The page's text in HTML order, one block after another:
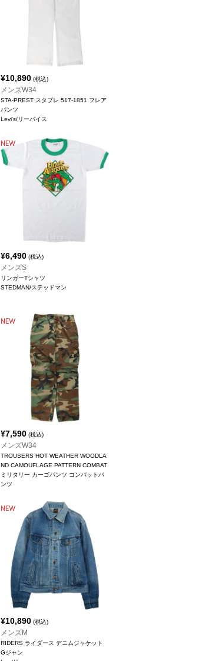
¥10,890 (税込)
メンズW34
STA-PREST スタプレ 517-1851 フレア
パンツ
Levi's/リーバイス
¥6,490 (税込)
メンズS
リンガーTシャツ
STEDMAN/ステッドマン
¥7,590 (税込)
メンズW34
TROUSERS HOT WEATHER WOODLA
ND CAMOUFLAGE PATTERN COMBAT
ミリタリー カーゴパンツ コンバットパ
ンツ
¥10,890 (税込)
メンズM
RIDERS ライダース デニムジャケット
Gジャン